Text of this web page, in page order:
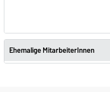
Ehemalige MitarbeiterInnen